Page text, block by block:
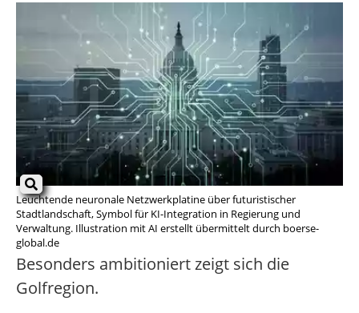
Leuchtende neuronale Netzwerkplatine über futuristischer
Stadtlandschaft, Symbol für KI-Integration in Regierung und
Verwaltung. Illustration mit AI erstellt übermittelt durch boerse-
global.de
Besonders ambitioniert zeigt sich die
Golfregion.